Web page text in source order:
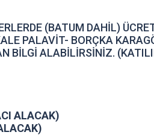
(BATUM DAHİL)
PALAVİT- BORÇKA
BİLGİ ALABİLİRSİNİZ.
ALACAK)